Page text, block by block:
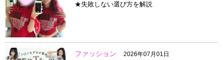
★失敗しない選び方を解説
ファッション 2026年07月01日